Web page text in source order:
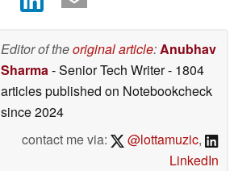
Editor of theoriginal article:Anubhav
Sharma- Senior Tech Writer- 1804
articles published on Notebookcheck
since 2024
contact me via:
@lottamuzic,
LinkedIn